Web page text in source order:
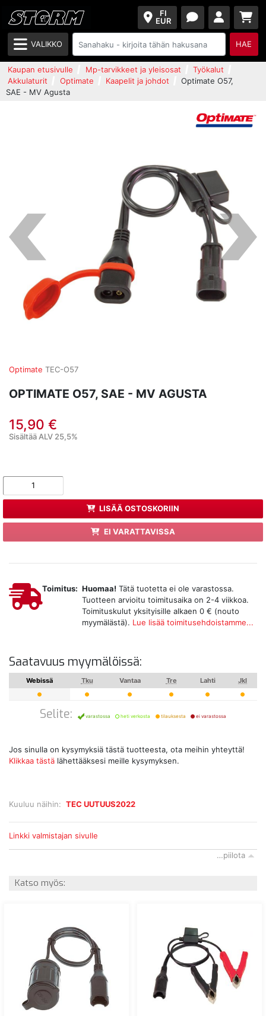
FI
EUR
VALIKKO HAE
Kaupan etusivulle Mp-tarvikkeet ja yleisosat
Työkalut
Akkulaturit
Optimate Kaapelit ja johdot
Optimate O57,
SAE - MV Agusta
Optimate TEC-O57
OPTIMATE O57, SAE - MV AGUSTA
15,90 €
Sisältää ALV 25,5%
LISÄÄ OSTOSKORIIN
EI VARATTAVISSA
Kuuluu näihin: TEC UUTUUS2022
Toimitus: Huomaa! Tätä tuotetta ei ole varastossa.
Tuotteen arvioitu toimitusaika on 2-4 viikkoa.
Toimituskulut yksityisille alkaen 0 € (nouto
myymälästä). Lue lisää toimitusehdoistamme...
Saatavuus myymälöissä:
Webissä Tku Vantaa Tre Lahti Jkl
Selite: varastossa heti verkosta tilauksesta ei varastossa
Jos sinulla on kysymyksiä tästä tuotteesta, ota meihin yhteyttä!
Klikkaa tästä lähettääksesi meille kysymyksen.
Linkki valmistajan sivulle
…piilota
Katso myös: